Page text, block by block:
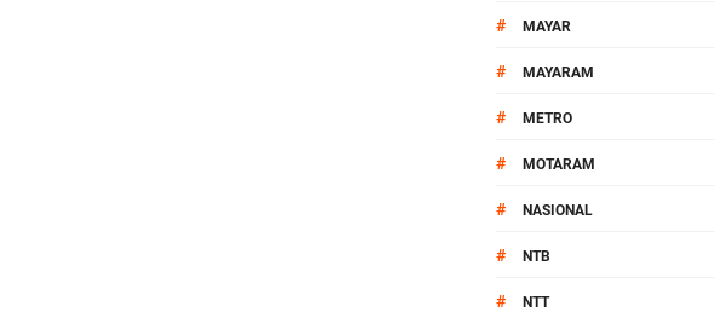
# MAYAR
# MAYARAM
# METRO
# MOTARAM
# NASIONAL
# NTB
# NTT